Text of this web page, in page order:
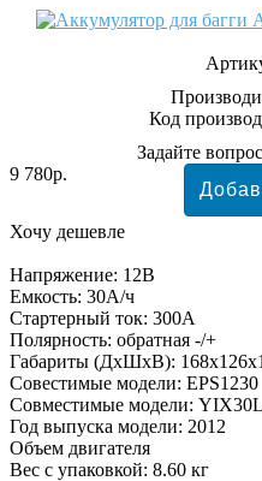
Код
Задайте
9 780р.
Хочу дешевле
Напряжение: 12В
Емкость: 30А/ч
Стартерный ток: 300А
Полярность: обратная -/+
Габариты (ДхШхВ):
Совестимые модели: EPS1230
Совместимые модели:
Год выпуска модели: 2012
Объем двигателя
Вес с упаковкой: 8.60 кг